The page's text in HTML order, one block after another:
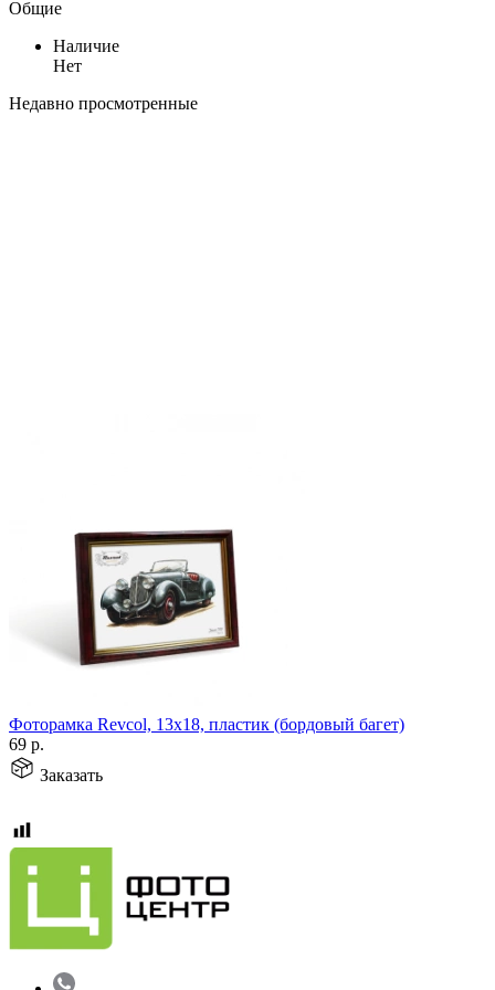
Общие
Наличие
Нет
Недавно просмотренные
Фоторамка Revcol, 13х18, пластик (бордовый багет)
69 р.
Заказать